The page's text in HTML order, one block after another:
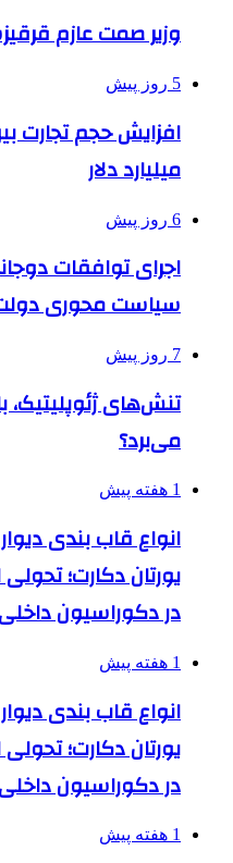
وزیر صمت عازم
5 روز پیش
میلیارد دلار
6 روز پیش
اجرای توافقات
سیاست محوری
7 روز پیش
تنش‌های ژئوپلیتیک،
می‌برد؟
1 هفته پیش
انواع قاب بندی
یورتان دکارت؛
در دکوراسیون داخلی
1 هفته پیش
انواع قاب بندی
یورتان دکارت؛
در دکوراسیون داخلی
1 هفته پیش